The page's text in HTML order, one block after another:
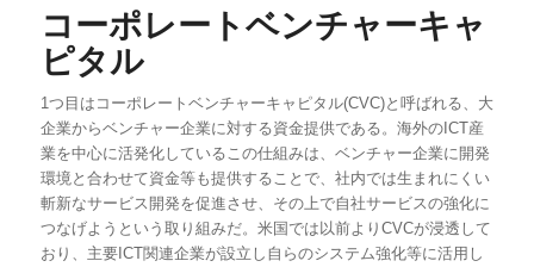
コーポレートベンチャーキャ
ピタル
1つ目はコーポレートベンチャーキャピタル(CVC)と呼ばれる、大
企業からベンチャー企業に対する資金提供である。海外のICT産
業を中心に活発化しているこの仕組みは、ベンチャー企業に開発
環境と合わせて資金等も提供することで、社内では生まれにくい
斬新なサービス開発を促進させ、その上で自社サービスの強化に
つなげようという取り組みだ。米国では以前よりCVCが浸透して
おり、主要ICT関連企業が設立し自らのシステム強化等に活用し